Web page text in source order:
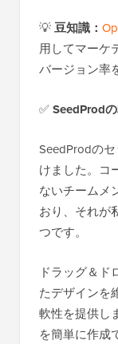
💡豆知識：
用してマーケ
バージョン率
✅SeedProd
SeedProdの
けました。コ
ないチームメ
おり、それが
つです。
ドラッグ＆ド
たデザインを
軟性を提供し
を簡単に作成